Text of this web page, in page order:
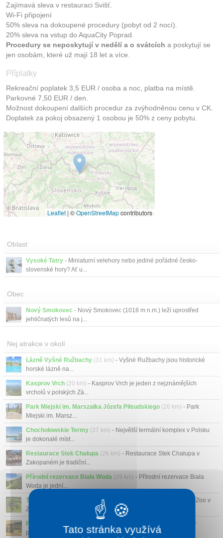
Zajímavá sleva v restauraci Svišť.
Wi-Fi připojení
50% sleva na dokoupené procedury (pobyt od 2 nocí).
20% sleva na vstup do AquaCity Poprad.
Procedury se neposkytují v nedělí a o svátcích a poskytují se
jen osobám, které už mají 18 let a více.
Příplatky
Rekreační poplatek 3,5 EUR / osoba a noc, platba na místě.
Parkovné 7,50 EUR / den.
Možnost dokoupení dalších procedur za zvýhodněnou cenu v CK.
Doplatek za pokoj obsazený 1 osobou je 50% z ceny pobytu.
Leaflet | ©OpenStreetMapcontributors
Oblast
Vysoké Tatry - Miniaturní velehory nebo jediné pořádné česko-
slovenské hory? Ať u...
Obec
Nový Smokovec - Nový Smokovec (1018 m n.m.) leží uprostřed
jehličnatých lesů na j...
Nej atrakce v okolí
Lázně Vyšné Ružbachy (31 km) - Vyšné Ružbachy jsou historické
horské lázně na...
Kasprov Vrch (20 km) - Kasprov Vrch je jeden z nejznámějších
vrcholů v polských Zá...
Park Miejski im. Marszałka Józefa Piłsudskiego (26 km) - Park
Miejski im. Marsz...
Chochołowskie Termy (37 km) - Největší termální komplex v Polsku
je dokonalé míst...
Restaurace Stek Chałupa (26 km) - Restaurace Stek Chałupa v
Zakopaném je tradiční...
Přírodní rezervace Biała Woda (39 km) - Přírodní rezervace Biała
Woda je jední...
Tatrzańskie Mini Zoo v Zakopaném
- Tatrzańskie Mini Zoo v
Zakopaném je m...
Polana Kalatówki
- Polana Kalatówki je horská louka v
polských Tatrách ne...Tato stránka využívá